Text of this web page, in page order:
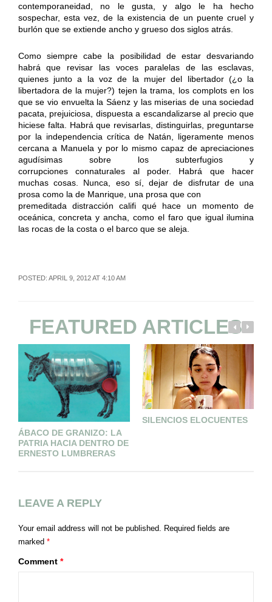
contemporaneidad, no le gusta, y algo le ha hecho
sospechar, esta vez, de la existencia de un puente cruel y
burlón que se extiende ancho y grueso dos siglos atrás.
Como siempre cabe la posibilidad de estar desvariando
habrá que revisar las voces paralelas de las esclavas,
quienes junto a la voz de la mujer del libertador (¿o la
libertadora de la mujer?) tejen la trama, los complots en los
que se vio envuelta la Sáenz y las miserias de una sociedad
pacata, prejuiciosa, dispuesta a escandalizarse al precio que
hiciese falta. Habrá que revisarlas, distinguirlas, preguntarse
por la independencia crítica de Natán, ligeramente menos
cercana a Manuela y por lo mismo capaz de apreciaciones
agudísimas sobre los subterfugios y
corrupciones connaturales al poder. Habrá que hacer
muchas cosas. Nunca, eso sí, dejar de disfrutar de una
prosa como la de Manrique, una prosa que con
premeditada distracción califi qué hace un momento de
oceánica, concreta y ancha, como el faro que igual ilumina
las rocas de la costa o el barco que se aleja.
POSTED: APRIL 9, 2012 AT 4:10 AM
FEATURED ARTICLES
ÁBACO DE GRANIZO: LA
PATRIA HACIA DENTRO DE
ERNESTO LUMBRERAS
SILENCIOS ELOCUENTES
LEAVE A REPLY
Your email address will not be published. Required fields are
marked *
Comment *